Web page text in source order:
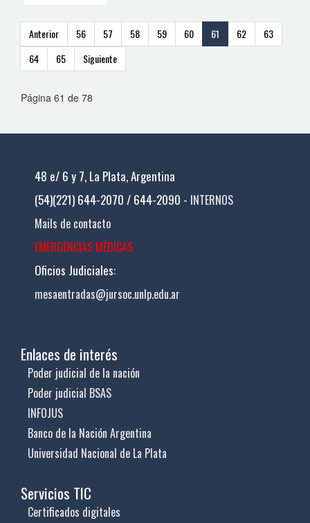
Anterior 56 57 58 59 60 61 62
63
64
65 Siguiente
Página 61 de 78
48 e/ 6 y 7, La Plata, Argentina
(54)(221) 644-2070 / 644-2090 - INTERNOS
Mails de contacto
EMERGENCIAS MÉDICAS
Oficios Judiciales:
mesaentradas@jursoc.unlp.edu.ar
Enlaces de interés
Poder judicial de la nación
Poder judicial BSAS
INFOJUS
Banco de la Nación Argentina
Universidad Nacional de La Plata
Servicios TIC
Certificados digitales